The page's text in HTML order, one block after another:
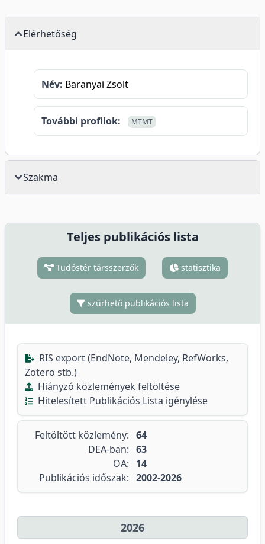
Elérhetőség
Név: Baranyai Zsolt
További profilok: MTMT
Szakma
Teljes publikációs lista
Tudóstér társszerzők statisztika
szűrhető publikációs lista
RIS export (EndNote, Mendeley, RefWorks,
Zotero stb.)
Hiányzó közlemények feltöltése
Hitelesített Publikációs Lista igénylése
Feltöltött közlemény: 64
DEA-ban: 63
OA:
14
Publikációs időszak: 2002-2026
2026